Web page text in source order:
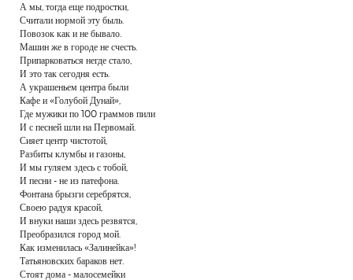
А мы, тогда еще подростки,
Считали нормой эту быль.
Повозок как и не бывало.
Машин же в городе не счесть.
Припарковаться негде стало,
И это так сегодня есть.
А украшеньем центра были
Кафе и «Голубой Дунай»,
Где мужики по 100 граммов пили
И с песней шли на Первомай.
Сияет центр чистотой,
Разбиты клумбы и газоны,
И мы гуляем здесь с тобой,
И песни - не из патефона.
Фонтана брызги серебрятся,
Своею радуя красой,
И внуки наши здесь резвятся,
Преобразился город мой.
Как изменилась «Залинейка»!
Татьяновских бараков нет.
Стоят дома - малосемейки